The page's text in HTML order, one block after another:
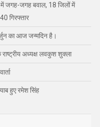
जगह बवाल, 18 जिलों में
गिरफ्तार
का आज जन्मदिन है।
अध्यक्ष लवकुश शुक्ला
हुए रमेश सिंह